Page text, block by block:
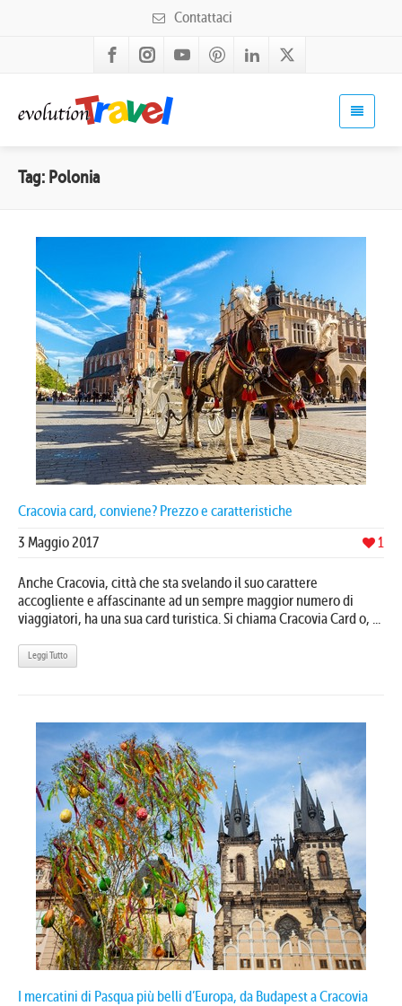
Contattaci
Tag: Polonia
Cracovia card, conviene? Prezzo e caratteristiche
1
3 Maggio 2017
Anche Cracovia, città che sta svelando il suo carattere
accogliente e affascinante ad un sempre maggior numero di
viaggiatori, ha una sua card turistica. Si chiama Cracovia Card o, ...
Leggi Tutto
I mercatini di Pasqua più belli d’Europa, da Budapest a Cracovia